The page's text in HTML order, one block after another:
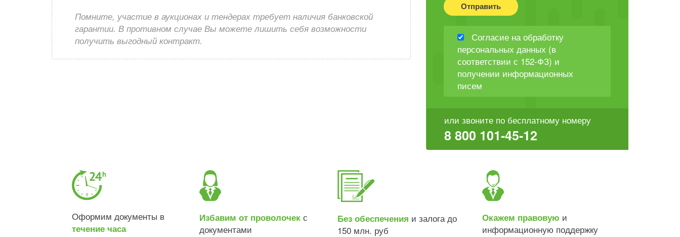
Помните, участие в аукционах и тендерах требует наличия банковской
гарантии. В противном случае Вы можете лишить себя возможности
получить выгодный контракт.
Отправить
Согласие на обработку
персональных данных (в
соответствии с 152-ФЗ) и
получении информационных
писем
или звоните по бесплатному номеру
8 800 101-45-12
Оформим документы в
течение часа
Избавим от проволочек с
документами
Без обеспечения и залога до
150 млн. руб
Окажем правовую и
информационную поддержку